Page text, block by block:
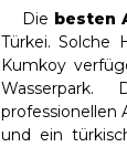
Die besten
Türkei. Solche
Kumkoy
Wasserpark.
professionellen
und ein